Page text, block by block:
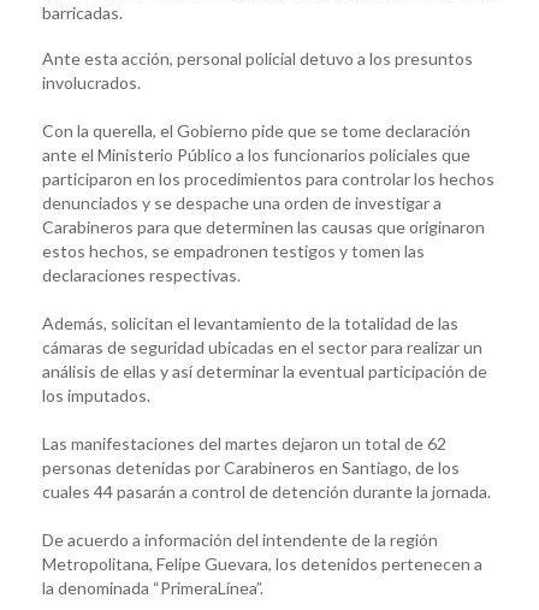
barricadas.
Ante esta acción, personal policial detuvo a los presuntos
involucrados.
Con la querella, el Gobierno pide que se tome declaración
ante el Ministerio Público a los funcionarios policiales que
participaron en los procedimientos para controlar los hechos
denunciados y se despache una orden de investigar a
Carabineros para que determinen las causas que originaron
estos hechos, se empadronen testigos y tomen las
declaraciones respectivas.
Además, solicitan el levantamiento de la totalidad de las
cámaras de seguridad ubicadas en el sector para realizar un
análisis de ellas y así determinar la eventual participación de
los imputados.
Las manifestaciones del martes dejaron un total de 62
personas detenidas por Carabineros en Santiago, de los
cuales 44 pasarán a control de detención durante la jornada.
De acuerdo a información del intendente de la región
Metropolitana, Felipe Guevara, los detenidos pertenecen a
la denominada “PrimeraLínea”.